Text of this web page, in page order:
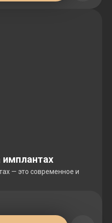
имплантах
— это современное и